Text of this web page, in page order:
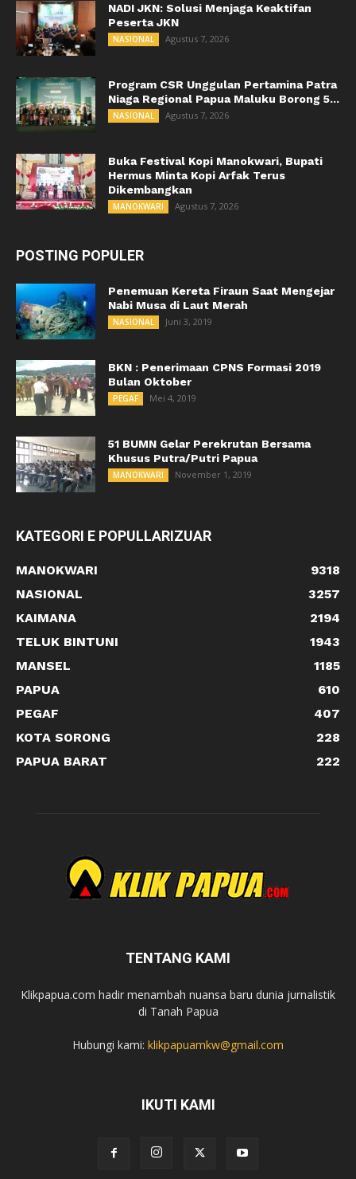
NADI JKN: Solusi Menjaga Keaktifan
Peserta JKN
NASIONAL Agustus 7, 2026
Program CSR Unggulan Pertamina Patra
Niaga Regional Papua Maluku Borong 5...
NASIONAL Agustus 7, 2026
Buka Festival Kopi Manokwari, Bupati
Hermus Minta Kopi Arfak Terus
Dikembangkan
MANOKWARI Agustus 7, 2026
POSTING POPULER
Penemuan Kereta Firaun Saat Mengejar
Nabi Musa di Laut Merah
NASIONAL Juni 3, 2019
BKN : Penerimaan CPNS Formasi 2019
Bulan Oktober
PEGAF Mei 4, 2019
51 BUMN Gelar Perekrutan Bersama
Khusus Putra/Putri Papua
MANOKWARI November 1, 2019
KATEGORI E POPULLARIZUAR
MANOKWARI
9318
NASIONAL
3257
KAIMANA
2194
TELUK BINTUNI
1943
MANSEL
1185
PAPUA
610
PEGAF
407
KOTA SORONG
228
PAPUA BARAT
222
TENTANG KAMI
Klikpapua.com hadir menambah nuansa baru dunia jurnalistik
di Tanah Papua
Hubungi kami: klikpapuamkw@gmail.com
IKUTI KAMI